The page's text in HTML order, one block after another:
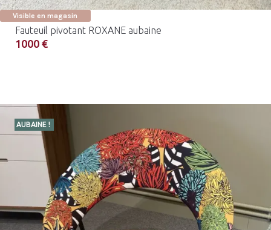
Visible en magasin
Fauteuil pivotant ROXANE aubaine
1000 €
AUBAINE !